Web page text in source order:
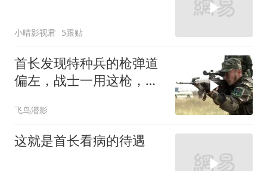
小晴影视君 5跟贴
首长发现特种兵的枪弹道
偏左，战士一用这枪，百
飞鸟潜影
这就是首长看病的待遇